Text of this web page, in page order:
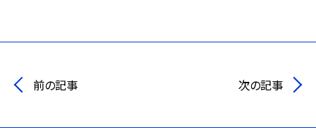
前の記事 次の記事